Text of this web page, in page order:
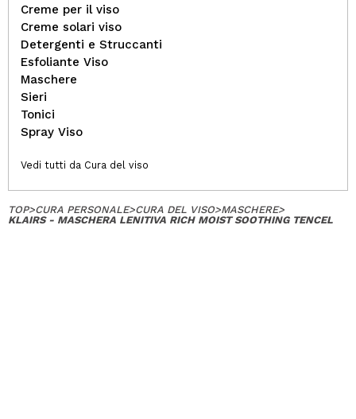
Creme per il viso
Creme solari viso
Detergenti e Struccanti
Esfoliante Viso
Maschere
Sieri
Tonici
Spray Viso
Vedi tutti da Cura del viso
TOP>CURA PERSONALE>CURA DEL VISO>MASCHERE>
KLAIRS - MASCHERA LENITIVA RICH MOIST SOOTHING TENCEL